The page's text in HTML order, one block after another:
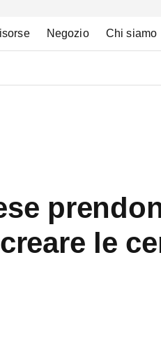
Negozio Chi siamo
le